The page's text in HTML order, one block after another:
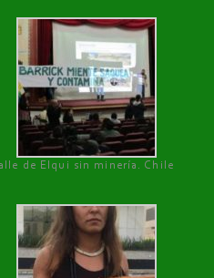
de Elqui sin minería. Chile